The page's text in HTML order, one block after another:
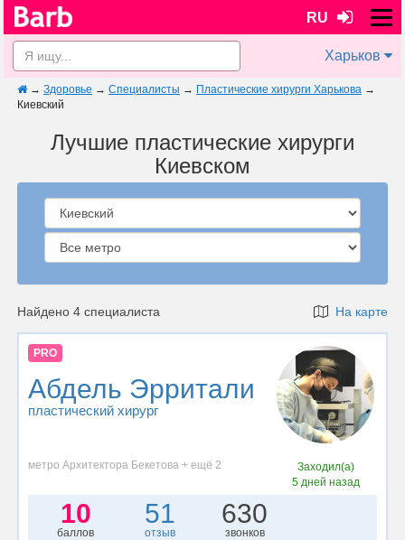
RU
Харьков
→ Здоровье → Специалисты → Пластические хирурги Харькова →
Киевский
Лучшие пластические хирурги
Киевском
Найдено 4 специалиста На карте
PRO
Абдель Эрритали
пластический хирург
метро Архитектора Бекетова + ещё 2
Заходил(а)
5 дней назад
10
баллов
51
отзыв
630
звонков